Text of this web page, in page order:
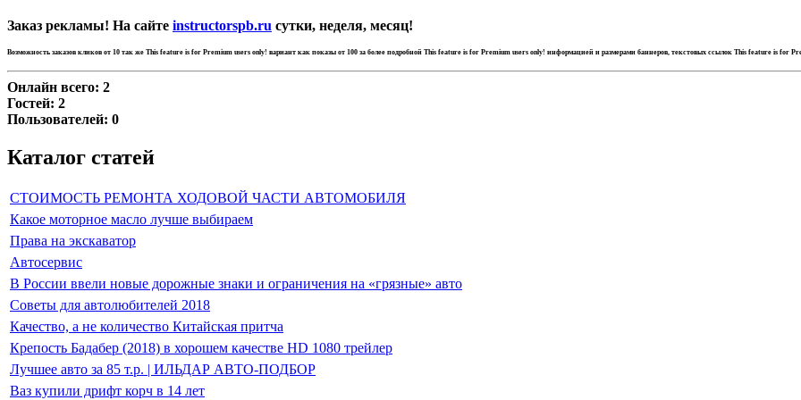
Заказ рекламы! На сайте instructorspb.ru сутки, неделя, месяц!
Возможность заказов кликов от 10 так же This feature is for Premium users only! вариант как показы от 100 за более подробной This feature is for Premium users only! информацией и размерами баннеров, текстовых ссылок This feature is for
Онлайн всего: 2
Гостей: 2
Пользователей: 0
Каталог статей
СТОИМОСТЬ РЕМОНТА ХОДОВОЙ ЧАСТИ АВТОМОБИЛЯ
Какое моторное масло лучше выбираем
Права на экскаватор
Автосервис
В России ввели новые дорожные знаки и ограничения на «грязные» авто
Советы для автолюбителей 2018
Качество, а не количество Китайская притча
Крепость Бадабер (2018) в хорошем качестве HD 1080 трейлер
Лучшее авто за 85 т.р. | ИЛЬДАР АВТО-ПОДБОР
Ваз купили дрифт корч в 14 лет